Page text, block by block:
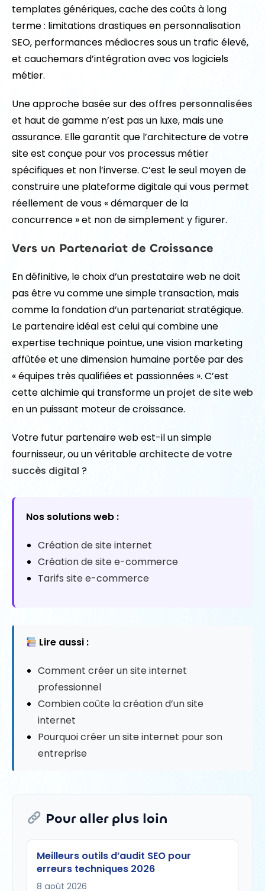
templates génériques, cache des coûts à long
terme : limitations drastiques en personnalisation
SEO, performances médiocres sous un trafic élevé,
et cauchemars d’intégration avec vos logiciels
métier.
Une approche basée sur des offres personnalisées
et haut de gamme n’est pas un luxe, mais une
assurance. Elle garantit que l’architecture de votre
site est conçue pour vos processus métier
spécifiques et non l’inverse. C’est le seul moyen de
construire une plateforme digitale qui vous permet
réellement de vous « démarquer de la
concurrence » et non de simplement y figurer.
Vers un Partenariat de Croissance
En définitive, le choix d’un prestataire web ne doit
pas être vu comme une simple transaction, mais
comme la fondation d’un partenariat stratégique.
Le partenaire idéal est celui qui combine une
expertise technique pointue, une vision marketing
affûtée et une dimension humaine portée par des
« équipes très qualifiées et passionnées ». C’est
cette alchimie qui transforme un projet de site web
en un puissant moteur de croissance.
Votre futur partenaire web est-il un simple
fournisseur, ou un véritable architecte de votre
succès digital ?
Nos solutions web :
Création de site internet
Création de site e-commerce
Tarifs site e-commerce
Lire aussi :
Comment créer un site internet
professionnel
Combien coûte la création d’un site
internet
Pourquoi créer un site internet pour son
entreprise
Pour aller plus loin
Meilleurs outils d’audit SEO pour
erreurs techniques 2026
8 août 2026